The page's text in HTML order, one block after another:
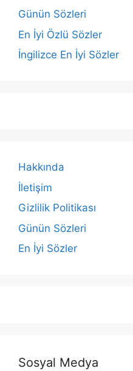
Günün Sözleri
En İyi Özlü Sözler
İngilizce En İyi Sözler
Hakkında
İletişim
Gizlilik Politikası
Günün Sözleri
En İyi Sözler
Sosyal Medya